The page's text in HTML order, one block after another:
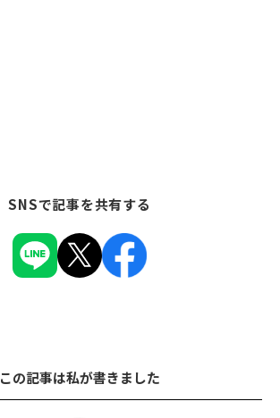
SNSで記事を共有する
この記事は私が書きました